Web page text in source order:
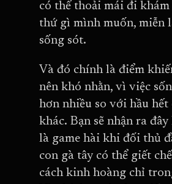
có thể thoải mái đi
thứ gì mình muốn, miễn
sống sót.
Và đó chính là điểm
nên khó nhằn, vì việc
hơn nhiều so với hầu hết
khác. Bạn sẽ nhận ra
là game hài khi đối thủ
con gà tây có thể giết
cách kinh hoàng chỉ